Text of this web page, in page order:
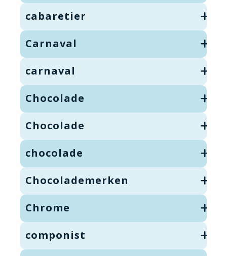
cabaretier
Carnaval
carnaval
Chocolade
Chocolade
chocolade
Chocolademerken
Chrome
componist